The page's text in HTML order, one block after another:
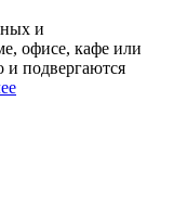
и
офисе, кафе или
и подвергаются